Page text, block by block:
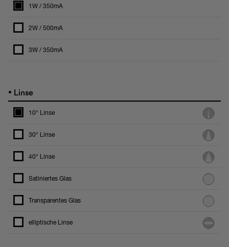
1W / 350mA
2W / 500mA
3W / 350mA
• Linse
10° Linse
30° Linse
40° Linse
Satiniertes Glas
Transparentes Glas
elliptische Linse